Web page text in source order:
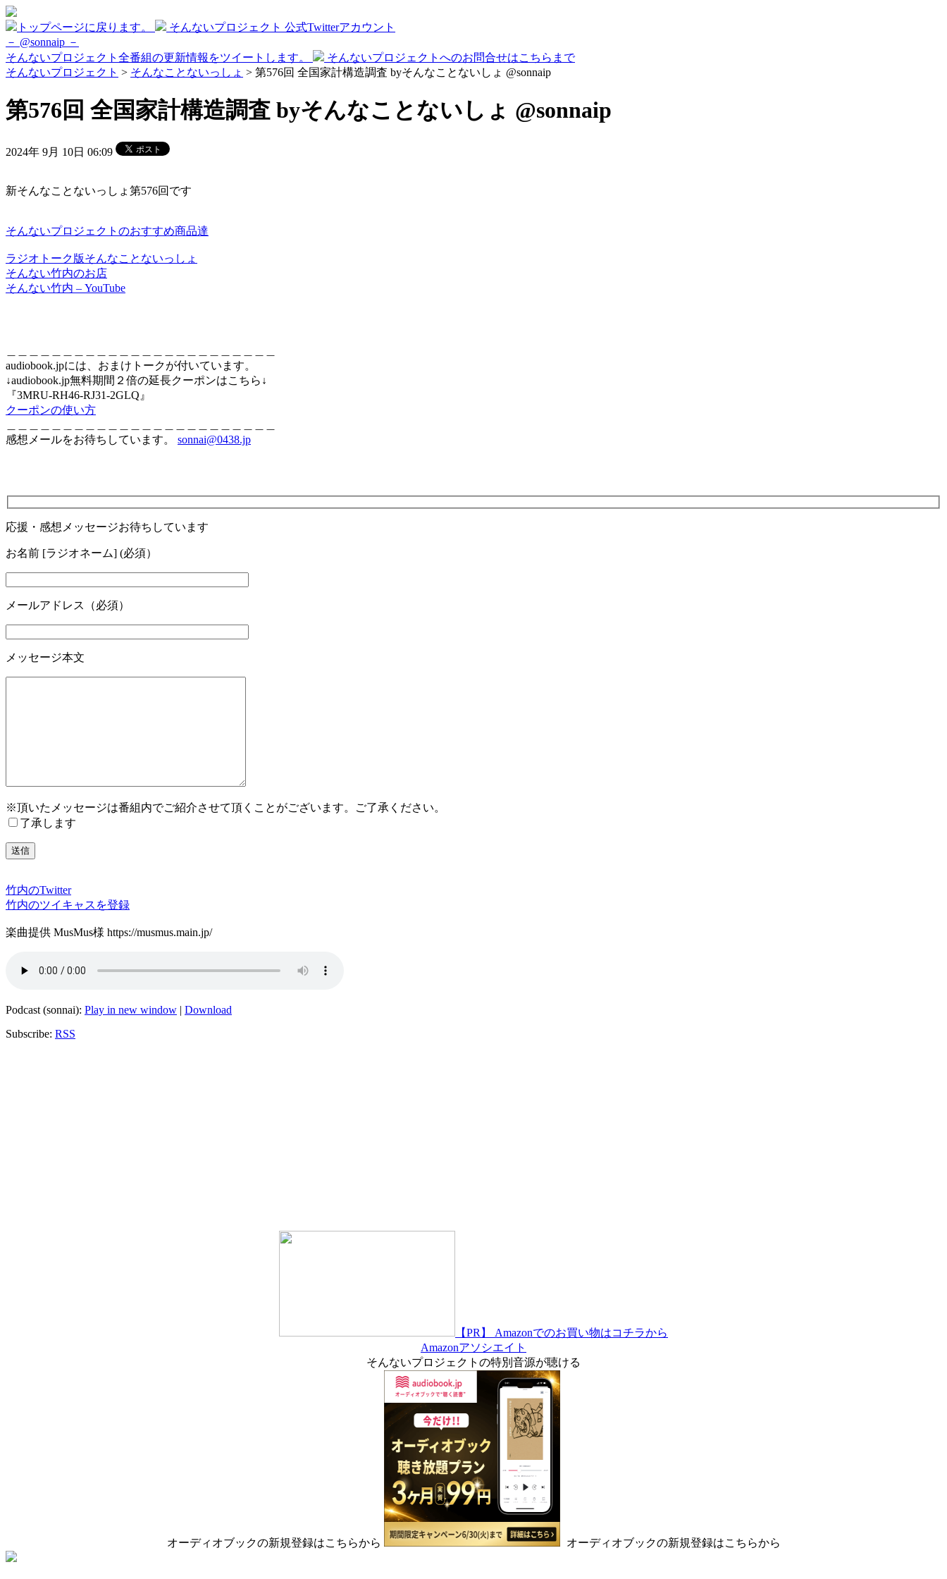
トップページに戻ります。
そんないプロジェクト 公式Twitterアカウント
－ @sonnaip －
そんないプロジェクト全番組の更新情報をツイートします。
そんないプロジェクトへのお問合せはこちらまで
そんないプロジェクト > そんなことないっしょ > 第576回 全国家計構造調査 byそんなことないしょ @sonnaip
第576回 全国家計構造調査 byそんなことないしょ @sonnaip
2024年 9月 10日 06:09
新そんなことないっしょ第576回です
そんないプロジェクトのおすすめ商品達
ラジオトーク版そんなことないっしょ
そんない竹内のお店
そんない竹内 – YouTube
audiobook.jpには、おまけトークが付いています。
↓audiobook.jp無料期間２倍の延長クーポンはこちら↓
『3MRU-RH46-RJ31-2GLQ』
クーポンの使い方
感想メールをお待ちしています。 sonnai@0438.jp
応援・感想メッセージお待ちしています
お名前 [ラジオネーム] (必須）
メールアドレス（必須）
メッセージ本文
※頂いたメッセージは番組内でご紹介させて頂くことがございます。ご了承ください。
了承します
竹内のTwitter
竹内のツイキャスを登録
楽曲提供 MusMus様 https://musmus.main.jp/
Podcast (sonnai): Play in new window
Download
Subscribe: RSS
【PR】 Amazonでのお買い物はコチラから
Amazonアソシエイト
そんないプロジェクトの特別音源が聴ける
オーディオブックの新規登録はこちらから オーディオブックの新規登録はこちらから